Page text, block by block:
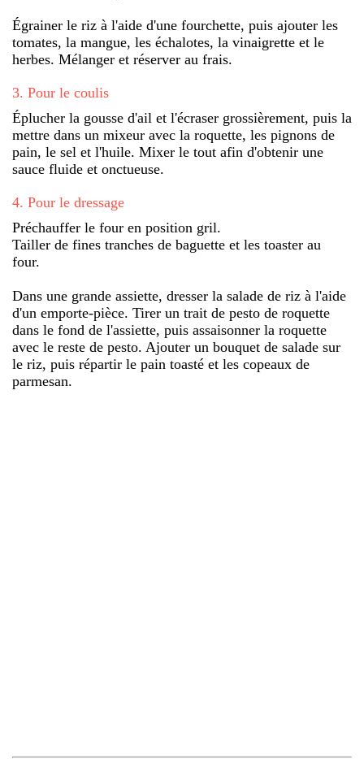
Égrainer le riz à l'aide d'une fourchette, puis ajouter les
tomates, la mangue, les échalotes, la vinaigrette et le
herbes. Mélanger et réserver au frais.
3. Pour le coulis
Éplucher la gousse d'ail et l'écraser grossièrement, puis la
mettre dans un mixeur avec la roquette, les pignons de
pain, le sel et l'huile. Mixer le tout afin d'obtenir une
sauce fluide et onctueuse.
4. Pour le dressage
Préchauffer le four en position gril.
Tailler de fines tranches de baguette et les toaster au
four.
Dans une grande assiette, dresser la salade de riz à l'aide
d'un emporte-pièce. Tirer un trait de pesto de roquette
dans le fond de l'assiette, puis assaisonner la roquette
avec le reste de pesto. Ajouter un bouquet de salade sur
le riz, puis répartir le pain toasté et les copeaux de
parmesan.